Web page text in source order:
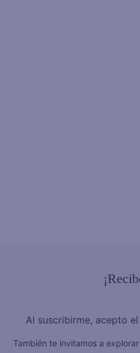
Al suscribirme, acepto el
También te invitamos a